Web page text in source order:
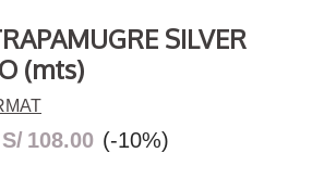
SILVER
(mts)
S/ 108.00 (-10%)